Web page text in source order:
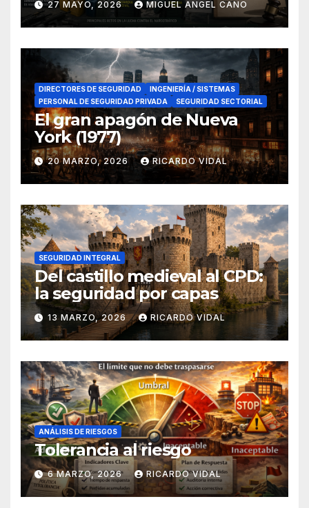
en el sur de España
27 MAYO, 2026 MIGUEL ANGEL CANO
DIRECTORES DE SEGURIDAD
INGENIERÍA / SISTEMAS
PERSONAL DE SEGURIDAD PRIVADA
SEGURIDAD SECTORIAL
El gran apagón de Nueva
York (1977)
20 MARZO, 2026 RICARDO VIDAL
SEGURIDAD INTEGRAL
Del castillo medieval al CPD:
la seguridad por capas
13 MARZO, 2026 RICARDO VIDAL
ANÁLISIS DE RIESGOS
Tolerancia al riesgo
6 MARZO, 2026 RICARDO VIDAL